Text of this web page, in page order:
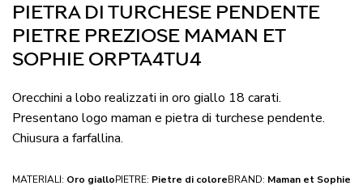
PIETRA DI TURCHESE PENDENTE
PIETRE PREZIOSE MAMAN ET
SOPHIE ORPTA4TU4
Orecchini a lobo realizzati in oro giallo 18 carati.
Presentano logo maman e pietra di turchese pendente.
Chiusura a farfallina.
MATERIALI: Oro gialloPIETRE: Pietre di coloreBRAND: Maman et Sophie